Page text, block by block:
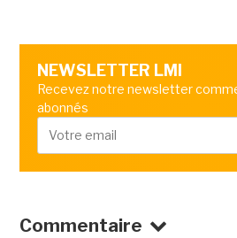
NEWSLETTER LMI
Recevez notre newsletter
abonnés
Commentaire